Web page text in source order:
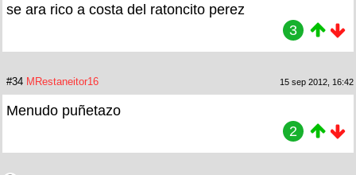
se ara rico a costa del ratoncito perez
3
#34 MRestaneitor16 15 sep 2012, 16:42
Menudo puñetazo
2